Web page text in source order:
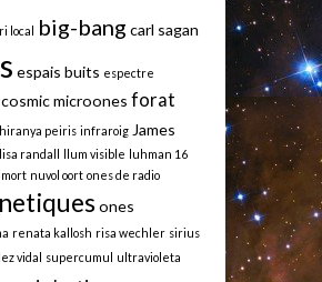
local big-bang carl sagan
espais buits espectre
microones forat
hiranya peiris infraroig James
lisa randall llum visible luhman 16
mort nuvol oort ones de radio
ones
renata kallosh risa wechler sirius
vidal supercumul ultravioleta